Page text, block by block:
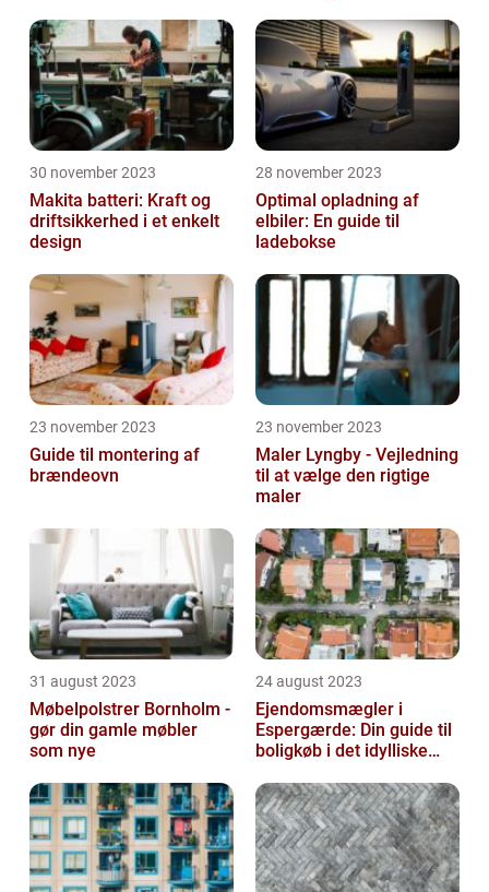
30 november 2023
Makita batteri: Kraft og
driftsikkerhed i et enkelt
design
28 november 2023
Optimal opladning af
elbiler: En guide til
ladebokse
23 november 2023
Guide til montering af
brændeovn
23 november 2023
Maler Lyngby - Vejledning
til at vælge den rigtige
maler
31 august 2023
Møbelpolstrer Bornholm -
gør din gamle møbler
som nye
24 august 2023
Ejendomsmægler i
Espergærde: Din guide til
boligkøb i det idylliske